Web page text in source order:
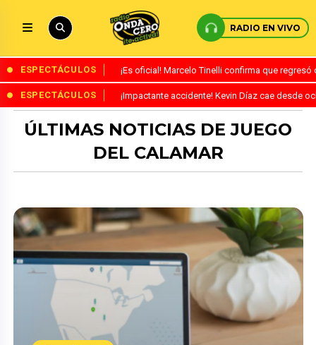
RADIO EN VIVO
ESPECTÁCULOS ¡Es oficial! Marcelo Tinelli confirma que
ESPECTÁCULOS ¡Impactante accidente! Kevin Díaz cae desde
ÚLTIMAS NOTICIAS DE JUEGO
DEL CALAMAR